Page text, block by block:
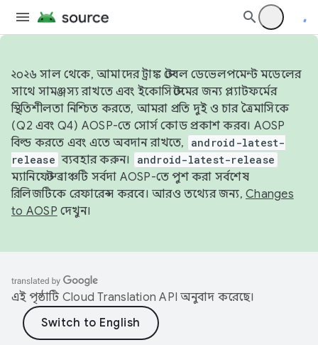
২০২৬ সাল থেকে, আমাদের ট্রাঙ্ক স্টেবল ডেভেলপমেন্ট মডেলের
সাথে সামঞ্জস্য রাখতে এবং ইকোসিস্টেমের জন্য প্ল্যাটফর্মের
স্থিতিশীলতা নিশ্চিত করতে, আমরা প্রতি দুই ও চার ত্রৈমাসিকে
(Q2 এবং Q4) AOSP-তে সোর্স কোড প্রকাশ করব। AOSP
বিল্ড করতে এবং এতে অবদান রাখতে,
android-latest-
release ব্যবহার করুন। android-latest-release
ম্যানিফেস্ট ব্রাঞ্চটি সর্বদা AOSP-তে পুশ করা সর্বশেষ
রিলিজটিকে রেফারেন্স করবে। আরও তথ্যের জন্য, Changes
to AOSP দেখুন।
এই পৃষ্ঠাটি Cloud Translation API অনুবাদ করেছে।